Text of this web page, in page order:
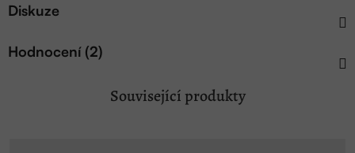
Diskuze
Hodnocení (2)
Související produkty